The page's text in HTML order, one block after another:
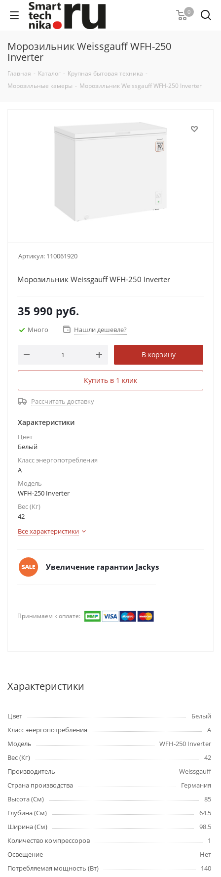
0
Морозильник Weissgauff WFH-250
Inverter
Главная - Каталог - Крупная бытовая техника -
Морозильные камеры - Морозильник Weissgauff WFH-250 Inverter
Артикул: 110061920
Морозильник Weissgauff WFH-250 Inverter
35 990 руб.
Много Нашли дешевле?
В корзину
Купить в 1 клик
Рассчитать доставку
Характеристики
Цвет
Белый
Класс энергопотребления
A
Модель
WFH-250 Inverter
Вес (Кг)
42
Все характеристики
Увеличение гарантии Jackys
Принимаем к оплате:
Характеристики
Цвет
Белый
Класс энергопотребления
A
Модель
WFH-250 Inverter
Вес (Кг)
42
Производитель
Weissgauff
Страна производства
Германия
Высота (См)
85
Глубина (См)
64.5
Ширина (См)
98.5
Количество компрессоров
1
Освещение
Нет
Потребляемая мощность (Вт)
140